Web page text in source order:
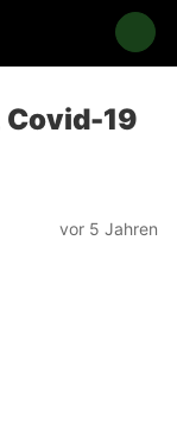
Covid-19
vor 5 Jahren